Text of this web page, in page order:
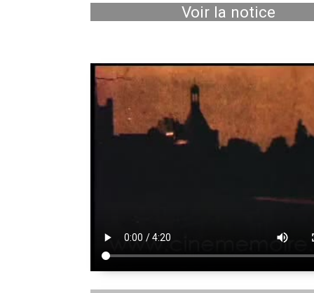
Voir la notice